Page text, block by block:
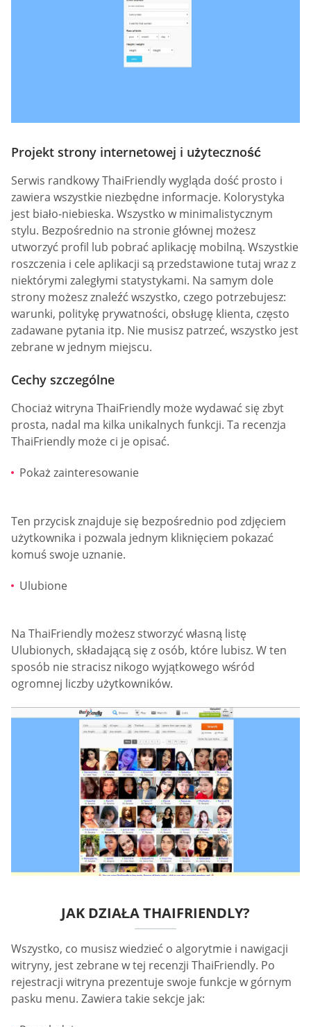
Projekt strony internetowej i użyteczność
Serwis randkowy ThaiFriendly wygląda dość prosto i
zawiera wszystkie niezbędne informacje. Kolorystyka
jest biało-niebieska. Wszystko w minimalistycznym
stylu. Bezpośrednio na stronie głównej możesz
utworzyć profil lub pobrać aplikację mobilną. Wszystkie
roszczenia i cele aplikacji są przedstawione tutaj wraz z
niektórymi zaległymi statystykami. Na samym dole
strony możesz znaleźć wszystko, czego potrzebujesz:
warunki, politykę prywatności, obsługę klienta, często
zadawane pytania itp. Nie musisz patrzeć, wszystko jest
zebrane w jednym miejscu.
Cechy szczególne
Chociaż witryna ThaiFriendly może wydawać się zbyt
prosta, nadal ma kilka unikalnych funkcji. Ta recenzja
ThaiFriendly może ci je opisać.
Pokaż zainteresowanie
Ten przycisk znajduje się bezpośrednio pod zdjęciem
użytkownika i pozwala jednym kliknięciem pokazać
komuś swoje uznanie.
Ulubione
Na ThaiFriendly możesz stworzyć własną listę
Ulubionych, składającą się z osób, które lubisz. W ten
sposób nie stracisz nikogo wyjątkowego wśród
ogromnej liczby użytkowników.
JAK DZIAŁA THAIFRIENDLY?
Wszystko, co musisz wiedzieć o algorytmie i nawigacji
witryny, jest zebrane w tej recenzji ThaiFriendly. Po
rejestracji witryna prezentuje swoje funkcje w górnym
pasku menu. Zawiera takie sekcje jak: